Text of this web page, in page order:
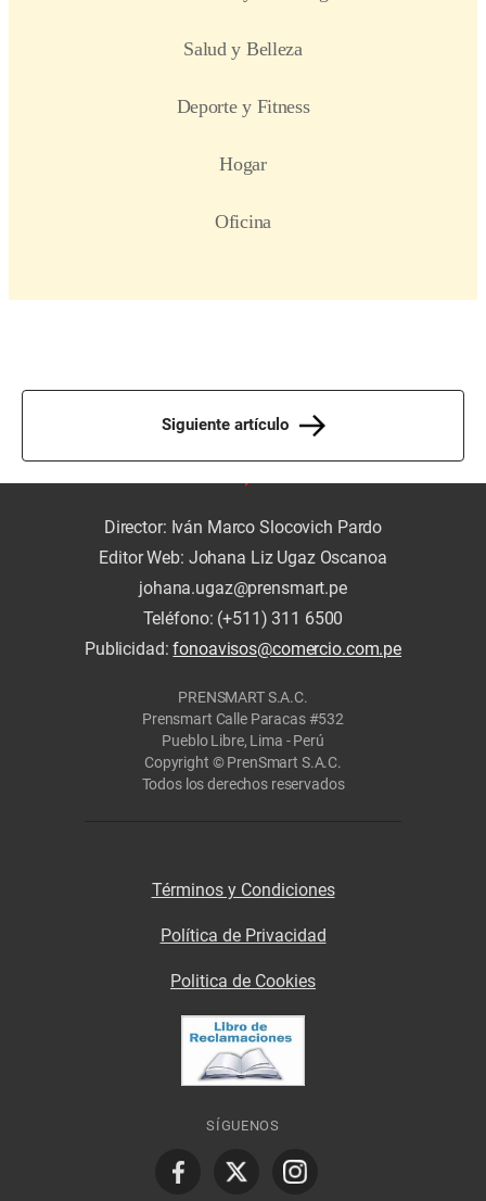
Siguiente artículo
Director: Iván Marco Slocovich Pardo
Editor Web: Johana Liz Ugaz Oscanoa
johana.ugaz@prensmart.pe
Teléfono: (+511) 311 6500
Publicidad:fonoavisos@comercio.com.pe
PRENSMART S.A.C.
Prensmart Calle Paracas #532
Pueblo Libre, Lima - Perú
Copyright © PrenSmart S.A.C.
Todos los derechos reservados
Términos y Condiciones
Política de Privacidad
Politica de Cookies
SÍGUENOS